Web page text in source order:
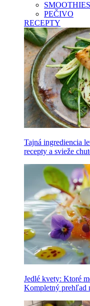
SMOOTHIES
PEČIVO
RECEPTY
Tajná ingrediencia
recepty a svieže
Jedlé kvety: Ktoré
Kompletný prehľad